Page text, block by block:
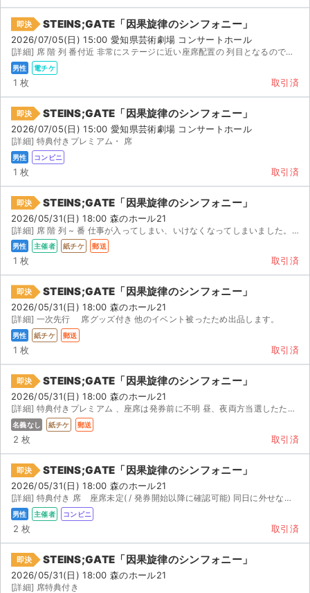
サイト情報
チケットジャム運営会社
チケットジャム利用規約
プライバシーポリシー
特定商取引法に基づく表記
公演登録依頼
不正転売禁止法について
チケットジャムの取り組み
音楽情報
即決 STEINS;GATE「因果旋律のシンフォニー」
2026/07/05(日) 15:00 愛知県芸術劇場 コンサートホール
[詳細] 席 階 列 番付近 非常にステージに近い座席配置の 列目となるので、下手な 席より...
男性 電チケ
1 枚 取引済
即決 STEINS;GATE「因果旋律のシンフォニー」
2026/07/05(日) 15:00 愛知県芸術劇場 コンサートホール
[詳細] 特典付きプレミアム・ 席
男性 コンビニ
1 枚 取引済
即決 STEINS;GATE「因果旋律のシンフォニー」
2026/05/31(日) 18:00 森のホール21
[詳細] 席 階 列 ~ 番 仕事が入ってしまい、いけなくなってしまいました。 : ...
男性 主催者 紙チケ 郵送
1 枚 取引済
即決 STEINS;GATE「因果旋律のシンフォニー」
2026/05/31(日) 18:00 森のホール21
[詳細] 一次先行 席グッズ付き 他のイベント被ったため出品します。
男性 紙チケ 郵送
1 枚 取引済
即決 STEINS;GATE「因果旋律のシンフォニー」
2026/05/31(日) 18:00 森のホール21
[詳細] 特典付きプレミアム 、座席は発券前に不明 昼、夜両方当選したため、夜公演分を出品いたします。 ...
名義なし 紙チケ 郵送
2 枚 取引済
即決 STEINS;GATE「因果旋律のシンフォニー」
2026/05/31(日) 18:00 森のホール21
[詳細] 特典付き 席 座席未定( / 発券開始以降に確認可能) 同日に外せない予定が入ったため出品さ...
男性 主催者 コンビニ
2 枚 取引済
即決 STEINS;GATE「因果旋律のシンフォニー」
2026/05/31(日) 18:00 森のホール21
[詳細] 席特典付き